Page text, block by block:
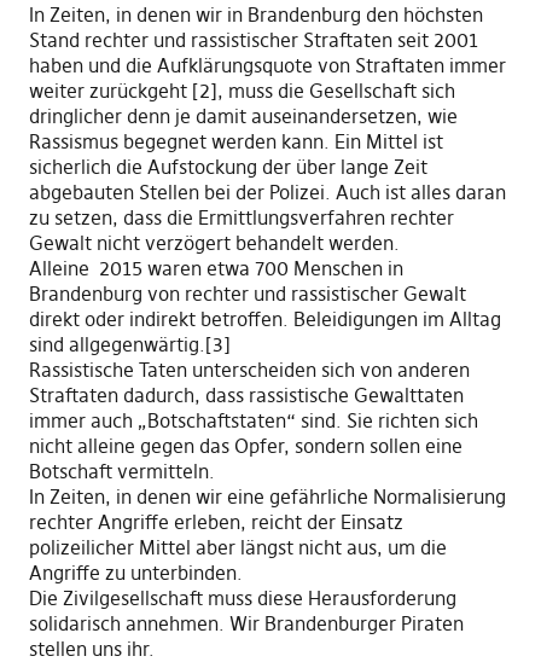
In Zeiten, in denenwir in Brandenburg den höchsten
Stand rechter und rassistischer Straftaten seit 2001
haben und die Aufklärungsquote von Straftaten immer
weiter zurückgeht [2], muss die Gesellschaft sich
dringlicher denn je damit auseinandersetzen, wie
Rassismus begegnet werden kann. Ein Mittel ist
sicherlich die Aufstockung der über lange Zeit
abgebauten Stellen bei der Polizei. Auch ist alles daran
zu setzen, dass die Ermittlungsverfahren rechter
Gewalt nicht verzögert behandelt werden.
Alleine 2015 waren etwa 700 Menschen in
Brandenburg von rechter und rassistischer Gewalt
direkt oder indirekt betroffen. Beleidigungen im Alltag
sind allgegenwärtig. [3]
Rassistische Taten unterscheiden sich von anderen
Straftaten dadurch, dass rassistische Gewalttaten
immer auch „Botschaftstaten“ sind. Sie richten sich
nicht alleine gegen das Opfer, sondern sollen eine
Botschaft vermitteln.
In Zeiten, in denenwir eine gefährliche Normalisierung
rechter Angriffe erleben, reicht der Einsatz
polizeilicher Mittel aber längst nicht aus, um die
Angriffe zu unterbinden.
Die Zivilgesellschaft muss diese Herausforderung
solidarisch annehmen. Wir Brandenburger Piraten
stellen uns ihr.